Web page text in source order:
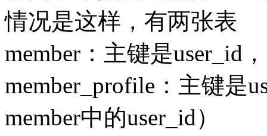
情况是这样，有两张表
member：主键是user_id
member_profile：主键是
member中的user_id）